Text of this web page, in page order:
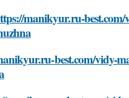
manikyur.ru-
best.com/vidy-